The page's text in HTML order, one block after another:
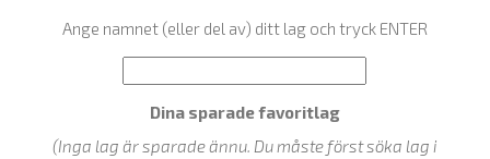
Ange namnet (eller del av) ditt lag och tryck ENTER
Dina sparade favoritlag
(Inga lag är sparade ännu. Du måste först söka lag i